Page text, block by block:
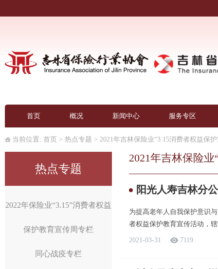
首页 概况 新闻中心 服务专区
当前位置: 首页 > 热点专题 > 2021年吉林保险业“3.15消费者权益保
热点专题
2022年保险业“3.15”消费者权益
保护教育宣传周专栏
同心战疫专栏
2021年吉林保险
阳光人寿吉林分
为提高老年人自我保护意识
者权益保护教育宣传活动，
2021-03-31 7119